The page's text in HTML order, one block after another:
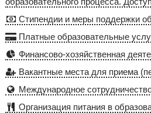
Стипендии и меры поддержки
Платные образовательные
Финансово-хозяйственная
Вакантные места для приема
Международное
Организация питания в